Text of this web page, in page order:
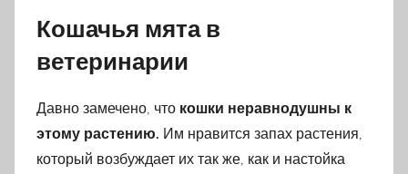
Кошачья мята в
ветеринарии
Давно замечено, что кошки неравнодушны к
этому растению. Им нравится запах растения,
который возбуждает их так же, как и настойка